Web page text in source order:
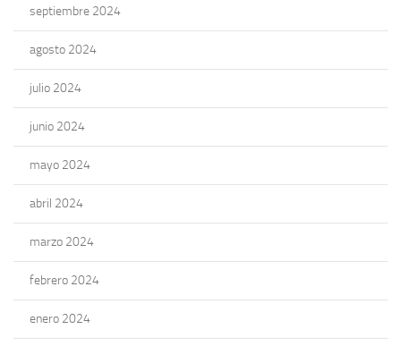
septiembre 2024
agosto 2024
julio 2024
junio 2024
mayo 2024
abril 2024
marzo 2024
febrero 2024
enero 2024